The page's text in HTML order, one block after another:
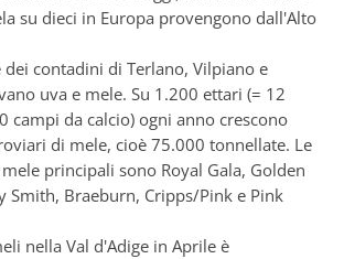
su dieci in Europa provengono dall'Alto
dei contadini di Terlano, Vilpiano e
uva e mele. Su 1.200 ettari (= 12
campi da calcio) ogni anno crescono
di mele, cioè 75.000 tonnellate. Le
principali sono Royal Gala, Golden
Smith, Braeburn, Cripps/Pink e Pink
nella Val d'Adige in Aprile è